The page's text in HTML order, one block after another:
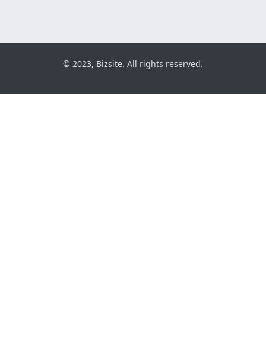
© 2023, Bizsite. All rights reserved.